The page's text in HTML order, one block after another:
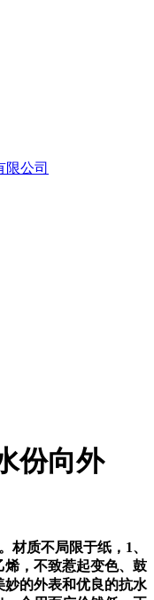
份向外
质不局限于纸，1、
，不致惹起变色、鼓
的外表和优良的抗水